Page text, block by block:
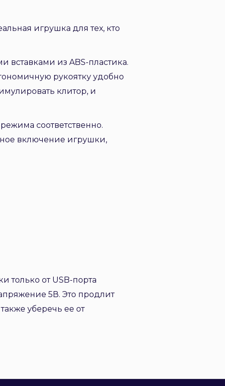
игрушка для тех, кто
вставками из ABS-пластика.
рукоятку удобно
клитор, и
соответственно.
включение игрушки,
только от USB-порта
5В. Это продлит
уберечь ее от